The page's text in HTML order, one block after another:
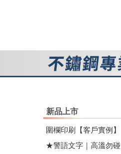
新品上市
圍欄印刷【客戶實例】
★警語文字｜高溫勿碰